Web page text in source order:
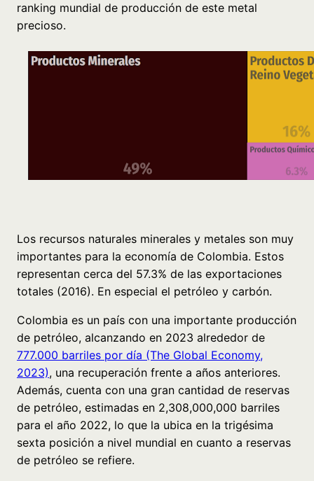
ranking mundial de producción de este metal
precioso.
Los recursos naturales minerales y metales son muy
importantes para la economía de Colombia. Estos
representan cerca del 57.3% de las exportaciones
totales (2016). En especial el petróleo y carbón.
Colombia es un país con una importante producción
de petróleo, alcanzando en 2023 alrededor de
777.000 barriles por día (The Global Economy,
2023), una recuperación frente a años anteriores.
Además, cuenta con una gran cantidad de reservas
de petróleo, estimadas en 2,308,000,000 barriles
para el año 2022, lo que la ubica en la trigésima
sexta posición a nivel mundial en cuanto a reservas
de petróleo se refiere.